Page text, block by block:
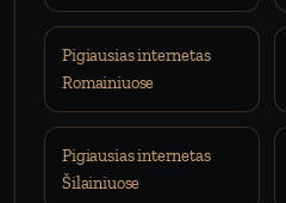
Pigiausias internetas
Romainiuose
Pigiausias internetas
Šilainiuose